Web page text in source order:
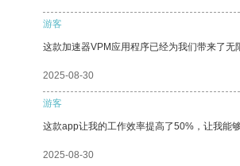
游客
这款加速器VPM应用程序已经为我们带来了无
2025-08-30
游客
这款app让我的工作效率提高了50%，让我能
2025-08-30